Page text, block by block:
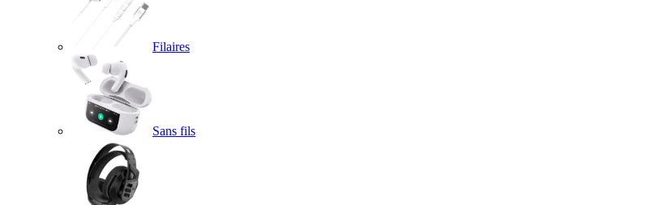
Filaires
Sans fils